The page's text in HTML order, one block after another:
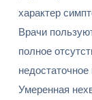
характер
Врачи
полное
Умеренная